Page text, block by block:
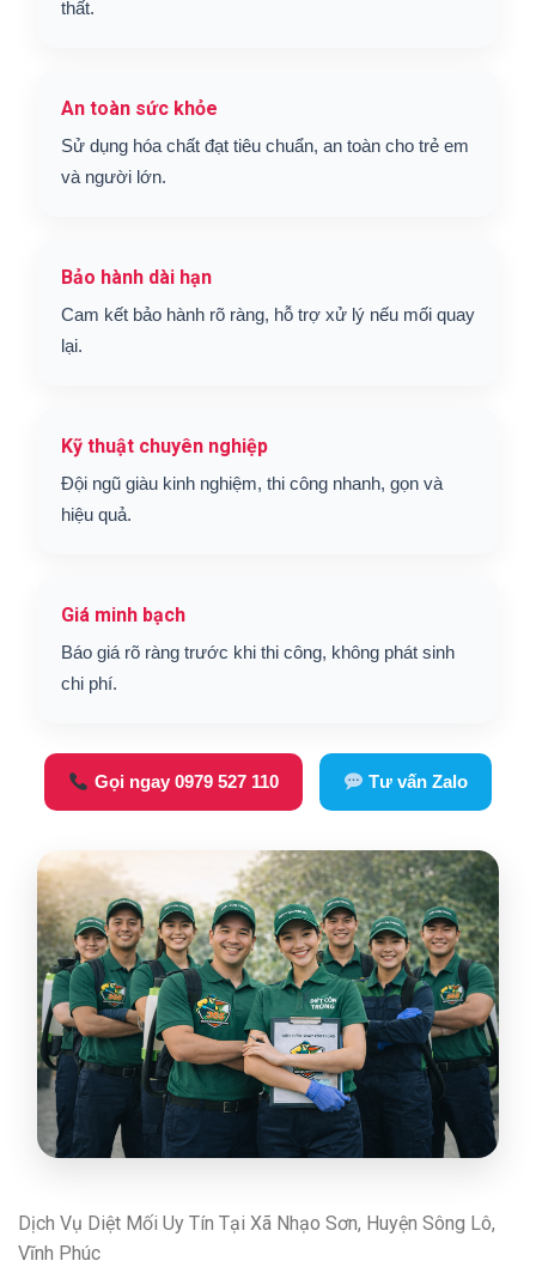
thất.
An toàn sức khỏe
Sử dụng hóa chất đạt tiêu chuẩn, an toàn cho trẻ em
và người lớn.
Bảo hành dài hạn
Cam kết bảo hành rõ ràng, hỗ trợ xử lý nếu mối quay
lại.
Kỹ thuật chuyên nghiệp
Đội ngũ giàu kinh nghiệm, thi công nhanh, gọn và
hiệu quả.
Giá minh bạch
Báo giá rõ ràng trước khi thi công, không phát sinh
chi phí.
Gọi ngay 0979 527 110 Tư vấn Zalo
Dịch Vụ Diệt Mối Uy Tín Tại Xã Nhạo Sơn, Huyện Sông Lô,
Vĩnh Phúc